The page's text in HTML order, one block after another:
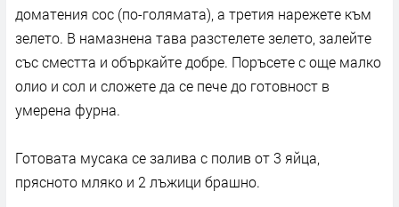
доматения сос (по-голямата), а третия нарежете към
зелето. В намазнена тава разстелете зелето, залейте
със сместта и объркайте добре. Поръсете с още малко
олио и сол и сложете да се пече до готовност в
умерена фурна.
Готовата мусака се залива с полив от 3 яйца,
прясното мляко и 2 лъжици брашно.